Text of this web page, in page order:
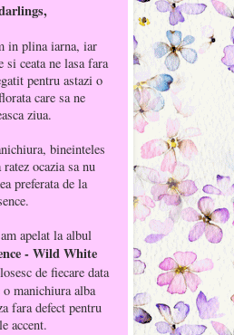
in plina iarna, iar
si ceata ne lasa fara
pentru astazi o
care sa ne
ziua.
bineinteles
ocazia sa nu
preferata de la
apelat la albul
- Wild White
de fiecare data
manichiura alba
fara defect pentru
accent.